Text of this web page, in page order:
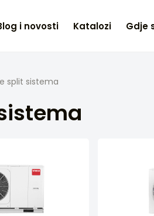
i novosti Katalozi Gdje
split sistema